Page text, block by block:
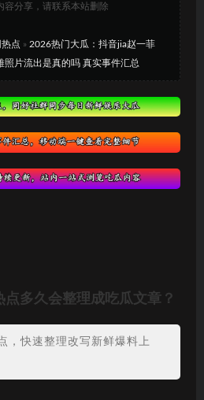
容分享，请联系本站删除
点 » 2026热门大瓜：抖音jia赵一菲
照片流出是真的吗 真实事件汇总
点多久会整理成吃瓜文章？
，快速整理改写新鲜爆料上